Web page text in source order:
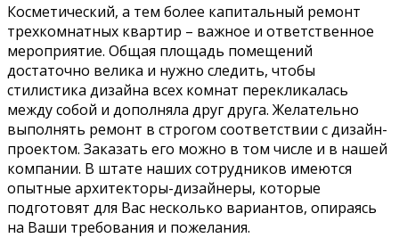
Косметический, а тем более капитальный ремонт
трехкомнатных квартир – важное и ответственное
мероприятие. Общая площадь помещений
достаточно велика и нужно следить, чтобы
стилистика дизайна всех комнат перекликалась
между собой и дополняла друг друга. Желательно
выполнять ремонт в строгом соответствии с дизайн-
проектом. Заказать его можно в том числе и в нашей
компании. В штате наших сотрудников имеются
опытные архитекторы-дизайнеры, которые
подготовят для Вас несколько вариантов, опираясь
на Ваши требования и пожелания.